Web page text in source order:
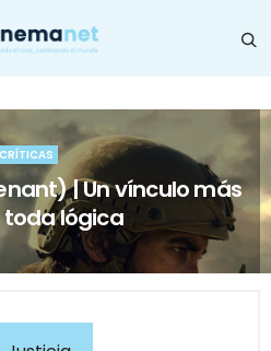
CRÍTICAS
| Un vínculo más
lógica